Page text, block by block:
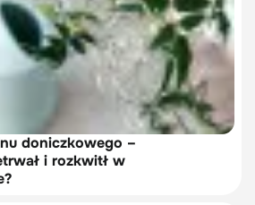
doniczkowego –
i rozkwitł w